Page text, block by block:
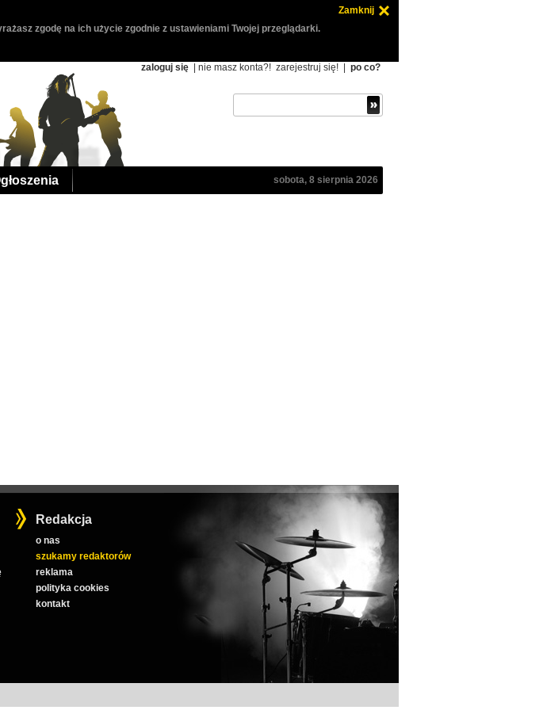
Zamknij
zgodę na ich użycie zgodnie z ustawieniami Twojej przeglądarki.
zaloguj się | nie masz konta?! zarejestruj się! po co?
sobota, 8 sierpnia 2026
Redakcja
o nas
szukamy redaktorów
reklama
polityka cookies
kontakt